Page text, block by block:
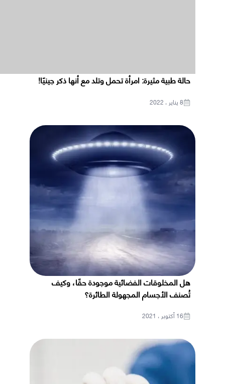
حالة طبية مثيرة: امرأة تحمل وتلد مع أنها ذكر جينيًا!
8 يناير ، 2022
هل المخلوقات الفضائية موجودة حقًا، وكيف
تُصنف الأجسام المجهولة الطائرة؟
16 أكتوبر ، 2021